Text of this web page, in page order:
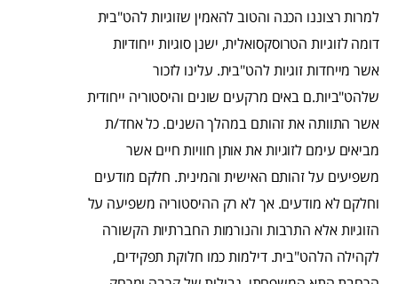
למרות רצוננו הכנה והטוב להאמין שזוגיות להט"בית
דומה לזוגיות הטרוסקסואלית, ישנן סוגיות ייחודיות
אשר מייחדות זוגיות להט"בית. עלינו לזכור
שלהט"ביות.ם באים מרקעים שונים והיסטוריה ייחודית
אשר התוותה את זהותם במהלך השנים. כל אחד/ת
מביאים עימם לזוגיות את אותן חוויות חיים אשר
משפיעים על זהותם האישית והמינית. חלקם מודעים
וחלקם לא מודעים. אך לא רק ההיסטוריה משפיעה על
הזוגיות אלא התרבות והנורמות החברתיות הקשורה
לקהילה הלהט"בית. דילמות כמו חלוקת תפקידים,